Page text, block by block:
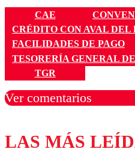
CAE
CRÉDITO CON AVAL DEL
FACILIDADES DE PAGO
TESORERÍA GENERAL
TGR
Ver comentarios
Los comentarios son
diálogo
LAS MÁS